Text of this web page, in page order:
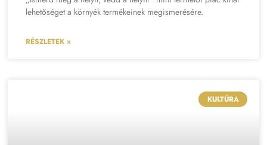
lehetőséget a környék termékeinek megismerésére.
RÉSZLETEK »
KULTÚRA